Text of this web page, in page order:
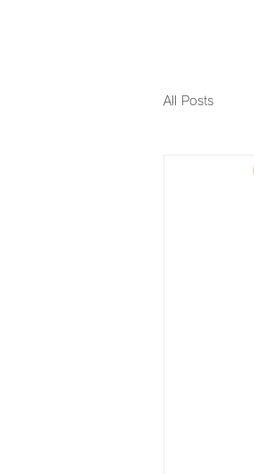
All Posts